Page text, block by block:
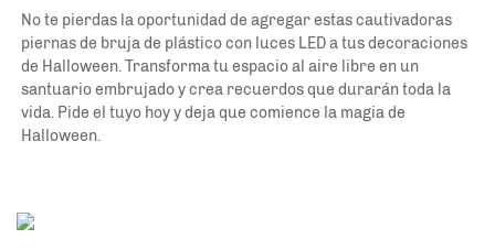
No te pierdas la oportunidad de agregar estas cautivadoras
piernas de bruja de plástico con luces LED a tus decoraciones
de Halloween. Transforma tu espacio al aire libre en un
santuario embrujado y crea recuerdos que durarán toda la
vida. Pide el tuyo hoy y deja que comience la magia de
Halloween.